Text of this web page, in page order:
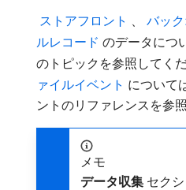
​ ストアフロント ​ 、 バッ
ルレコード ​ のデータにつ
のトピックを参照してく
ァイルイベント ​ について
ントのリファレンスを参
メモ
データ収集 セク